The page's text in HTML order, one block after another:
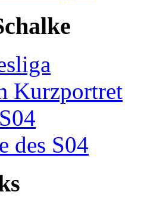
Kurzportret
des S04